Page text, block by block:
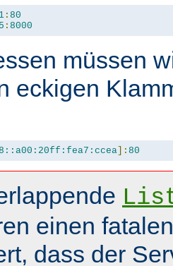
: 80
: 8000
müssen
eckigen
]: 80
einen
dass der